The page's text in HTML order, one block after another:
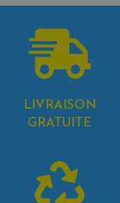
LIVRAISON
GRATUITE